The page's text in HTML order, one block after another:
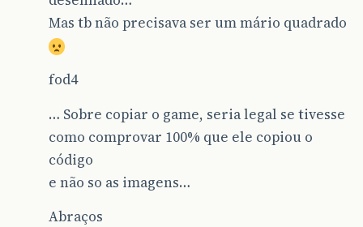
Mas tb não precisava ser um mário quadrado
fod4
… Sobre copiar o game, seria legal se tivesse
como comprovar 100% que ele copiou o
código
e não so as imagens…
Abraços